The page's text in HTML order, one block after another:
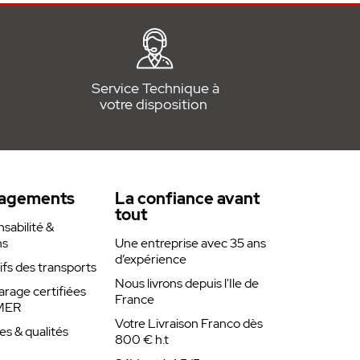
Service Technique à
votre disposition
&
des transports
certifiées
& qualités
La confiance avant
tout
Une entreprise avec 35 ans
d’expérience
Nous livrons depuis l'Ile de
France
Votre Livraison Franco dès
800 € h.t